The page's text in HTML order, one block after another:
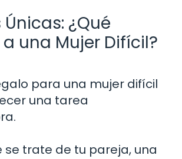
Únicas: ¿Qué
una Mujer Difícil?
para una mujer difícil
una tarea
se trate de tu pareja, una